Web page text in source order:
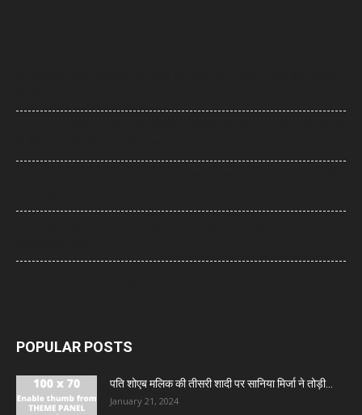
POPULAR POSTS
पति शोएब मलिक की तीसरी शादी पर सानिया मिर्जा ने तोड़ी...
January 21, 2024